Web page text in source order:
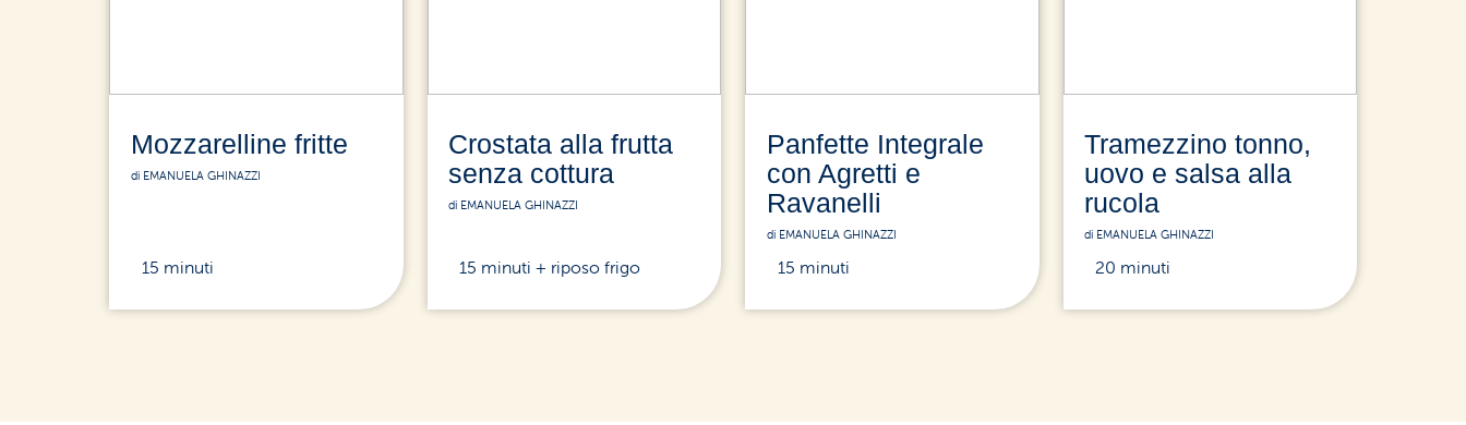
Mozzarelline fritte
di EMANUELA GHINAZZI
15 minuti
Crostata alla frutta
senza cottura
di EMANUELA GHINAZZI
15 minuti + riposo frigo
Panfette Integrale
con Agretti e
Ravanelli
di EMANUELA GHINAZZI
15 minuti
Tramezzino tonno,
uovo e salsa alla
rucola
di EMANUELA GHINAZZI
20 minuti